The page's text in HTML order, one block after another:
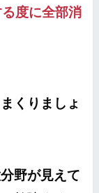
度に全部消
くりましょ
野が見えて